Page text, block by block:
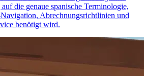
die genaue spanische Terminologie,
Abrechnungsrichtlinien und
benötigt wird.